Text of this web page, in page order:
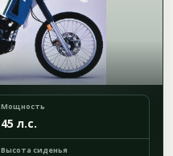
Мощность
45 л.с.
Высота сиденья